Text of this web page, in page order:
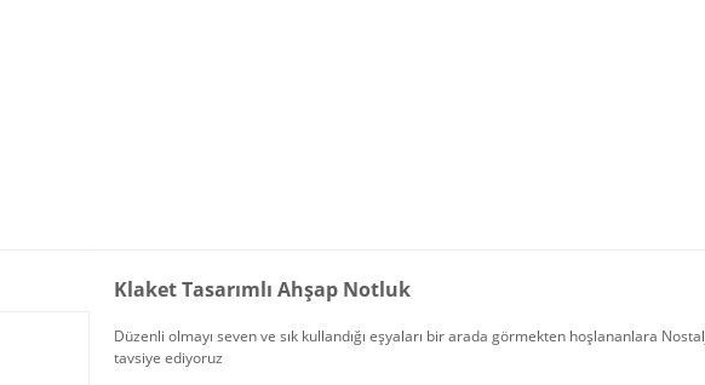
Klaket Tasarımlı Ahşap Notluk
Düzenli olmayı seven ve sık kullandığı eşyaları bir arada görmekten hoşlananlara
tavsiye ediyoruz